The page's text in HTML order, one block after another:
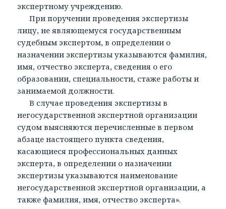
экспертному учреждению.
При поручении проведения экспертизы
лицу, не являющемуся государственным
судебным экспертом, в определении о
назначении экспертизы указываются фамилия,
имя, отчество эксперта, сведения о его
образовании, специальности, стаже работы и
занимаемой должности.
В случае проведения экспертизы в
негосударственной экспертной организации
судом выясняются перечисленные в первом
абзаце настоящего пункта сведения,
касающиеся профессиональных данных
эксперта, в определении о назначении
экспертизы указываются наименование
негосударственной экспертной организации, а
также фамилия, имя, отчество эксперта».